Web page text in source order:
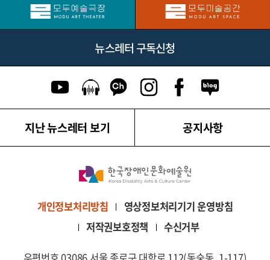
뉴스레터 구독신청
지난 뉴스레터 보기
카카오톡 채널 이동
유튜브 이동팟캐스트 이동 네이버블로
페이스북 이동
인스타그램 이동
공지사항
개인정보처리방침
영상정보처리기기 운영방침
저작권보호정책
수신거부